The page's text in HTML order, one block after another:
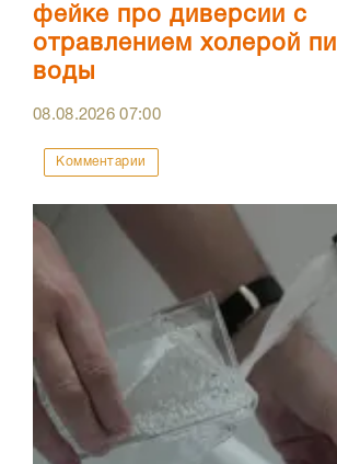
фейке про диверсии с
отравлением холерой
воды
08.08.202607:00
Комментарии